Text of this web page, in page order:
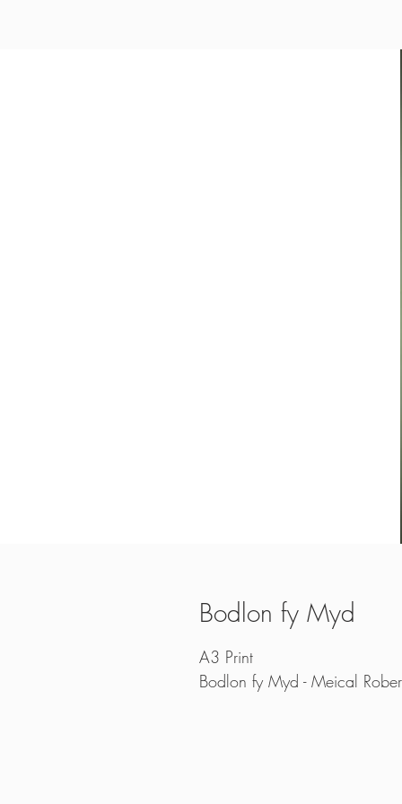
Bodlon fy Myd
A3 Print
Bodlon fy Myd - Meical